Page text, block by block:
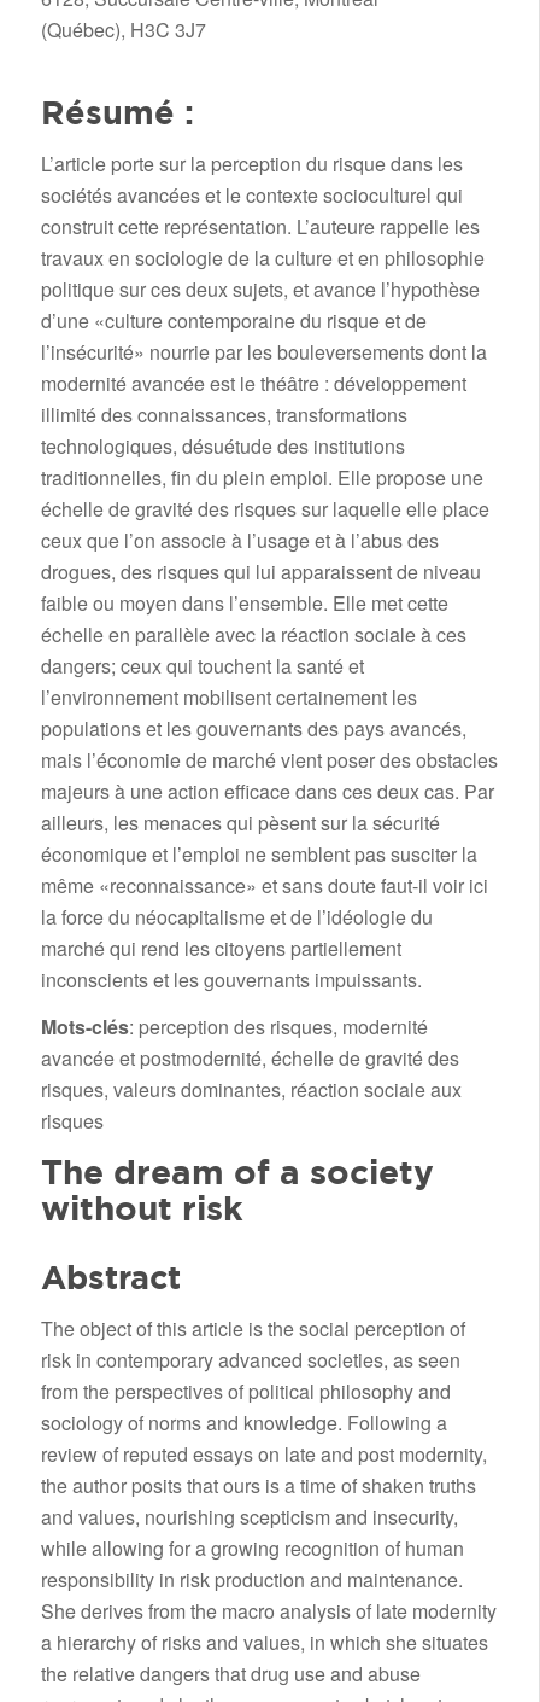
(Québec), H3C 3J7
Résumé :
L’article porte sur la perception du risque dans les
sociétés avancées et le contexte socioculturel qui
construit cette représentation. L’auteure rappelle les
travaux en sociologie de la culture et en philosophie
politique sur ces deux sujets, et avance l’hypothèse
d’une «culture contemporaine du risque et de
l’insécurité» nourrie par les bouleversements dont la
modernité avancée est le théâtre : développement
illimité des connaissances, transformations
technologiques, désuétude des institutions
traditionnelles, fin du plein emploi. Elle propose une
échelle de gravité des risques sur laquelle elle place
ceux que l’on associe à l’usage et à l’abus des
drogues, des risques qui lui apparaissent de niveau
faible ou moyen dans l’ensemble. Elle met cette
échelle en parallèle avec la réaction sociale à ces
dangers; ceux qui touchent la santé et
l’environnement mobilisent certainement les
populations et les gouvernants des pays avancés,
mais l’économie de marché vient poser des obstacles
majeurs à une action efficace dans ces deux cas. Par
ailleurs, les menaces qui pèsent sur la sécurité
économique et l’emploi ne semblent pas susciter la
même «reconnaissance» et sans doute faut-il voir ici
la force du néocapitalisme et de l’idéologie du
marché qui rend les citoyens partiellement
inconscients et les gouvernants impuissants.
Mots-clés: perception des risques, modernité
avancée et postmodernité, échelle de gravité des
risques, valeurs dominantes, réaction sociale aux
risques
The dream of a society
without risk
Abstract
The object of this article is the social perception of
risk in contemporary advanced societies, as seen
from the perspectives of political philosophy and
sociology of norms and knowledge. Following a
review of reputed essays on late and post modernity,
the author posits that ours is a time of shaken truths
and values, nourishing scepticism and insecurity,
while allowing for a growing recognition of human
responsibility in risk production and maintenance.
She derives from the macro analysis of late modernity
a hierarchy of risks and values, in which she situates
the relative dangers that drug use and abuse